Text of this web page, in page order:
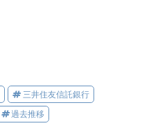
三井住友信託銀行
過去推移